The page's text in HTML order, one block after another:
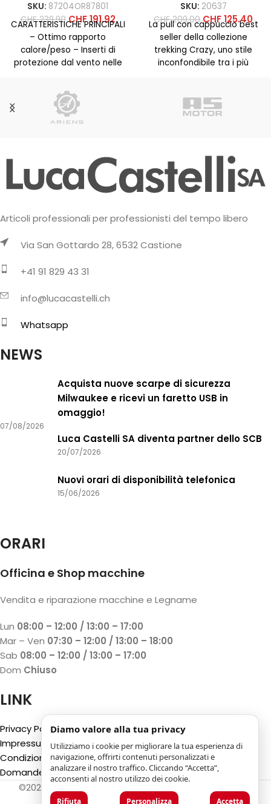
SKU: 87204OR87801
CHF239.90 CHF191.92
CARATTERISTICHE PRINCIPALI
– Ottimo rapporto
calore/peso – Inserti di
protezione dal vento nelle
SKU: 20637
CHF209.00 CHF125.40
La pull con cappuccio best
seller della collezione
trekking Crazy, uno stile
inconfondibile tra i più
Articoli professionali per professionisti del tempo libero
Via San Gottardo 28, 6532 Castione
+41 91 829 43 31
info@lucacastelli.ch
Whatsapp
NEWS
Acquista nuove scarpe di sicurezza
Milwaukee e ricevi un faretto USB in
omaggio!
07/08/2026
Luca Castelli SA diventa partner dello SCB
20/07/2026
Nuovi orari di disponibilità telefonica
15/06/2026
ORARI
Officina e Shop macchine
Vendita e riparazione macchine e Legname
Lun 08:00 – 12:00 / 13:00 – 17:00
Mar – Ven 07:30 – 12:00 / 13:00 – 18:00
Sab 08:00 – 12:00 / 13:00 – 17:00
Dom Chiuso
LINK
Privacy Policy
Impressum
Condizioni generali
Domande Frequenti (FAQ)
©2025
Diamo valore alla tua privacy
Utilizziamo i cookie per migliorare la tua esperienza di
navigazione, offrirti contenuti personalizzati e
analizzare il nostro traffico. Cliccando “Accetta”,
acconsenti al nostro utilizzo dei cookie.
Rifiuta Personalizza Accetta